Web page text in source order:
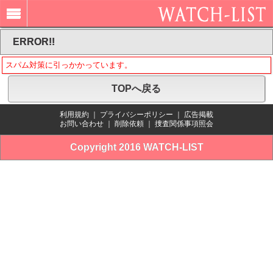
ERROR!!
スパム対策に引っかかっています。
TOPへ戻る
利用規約 プライバシーポリシー
広告掲載
お問い合わせ
削除依頼 捜査関係事項照会
Copyright 2016 WATCH-LIST